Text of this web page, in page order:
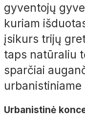
gyventojų
kuriam
įsikurs trijų
taps natūraliu
sparčiai
urbanistiniame
Urbanistinė